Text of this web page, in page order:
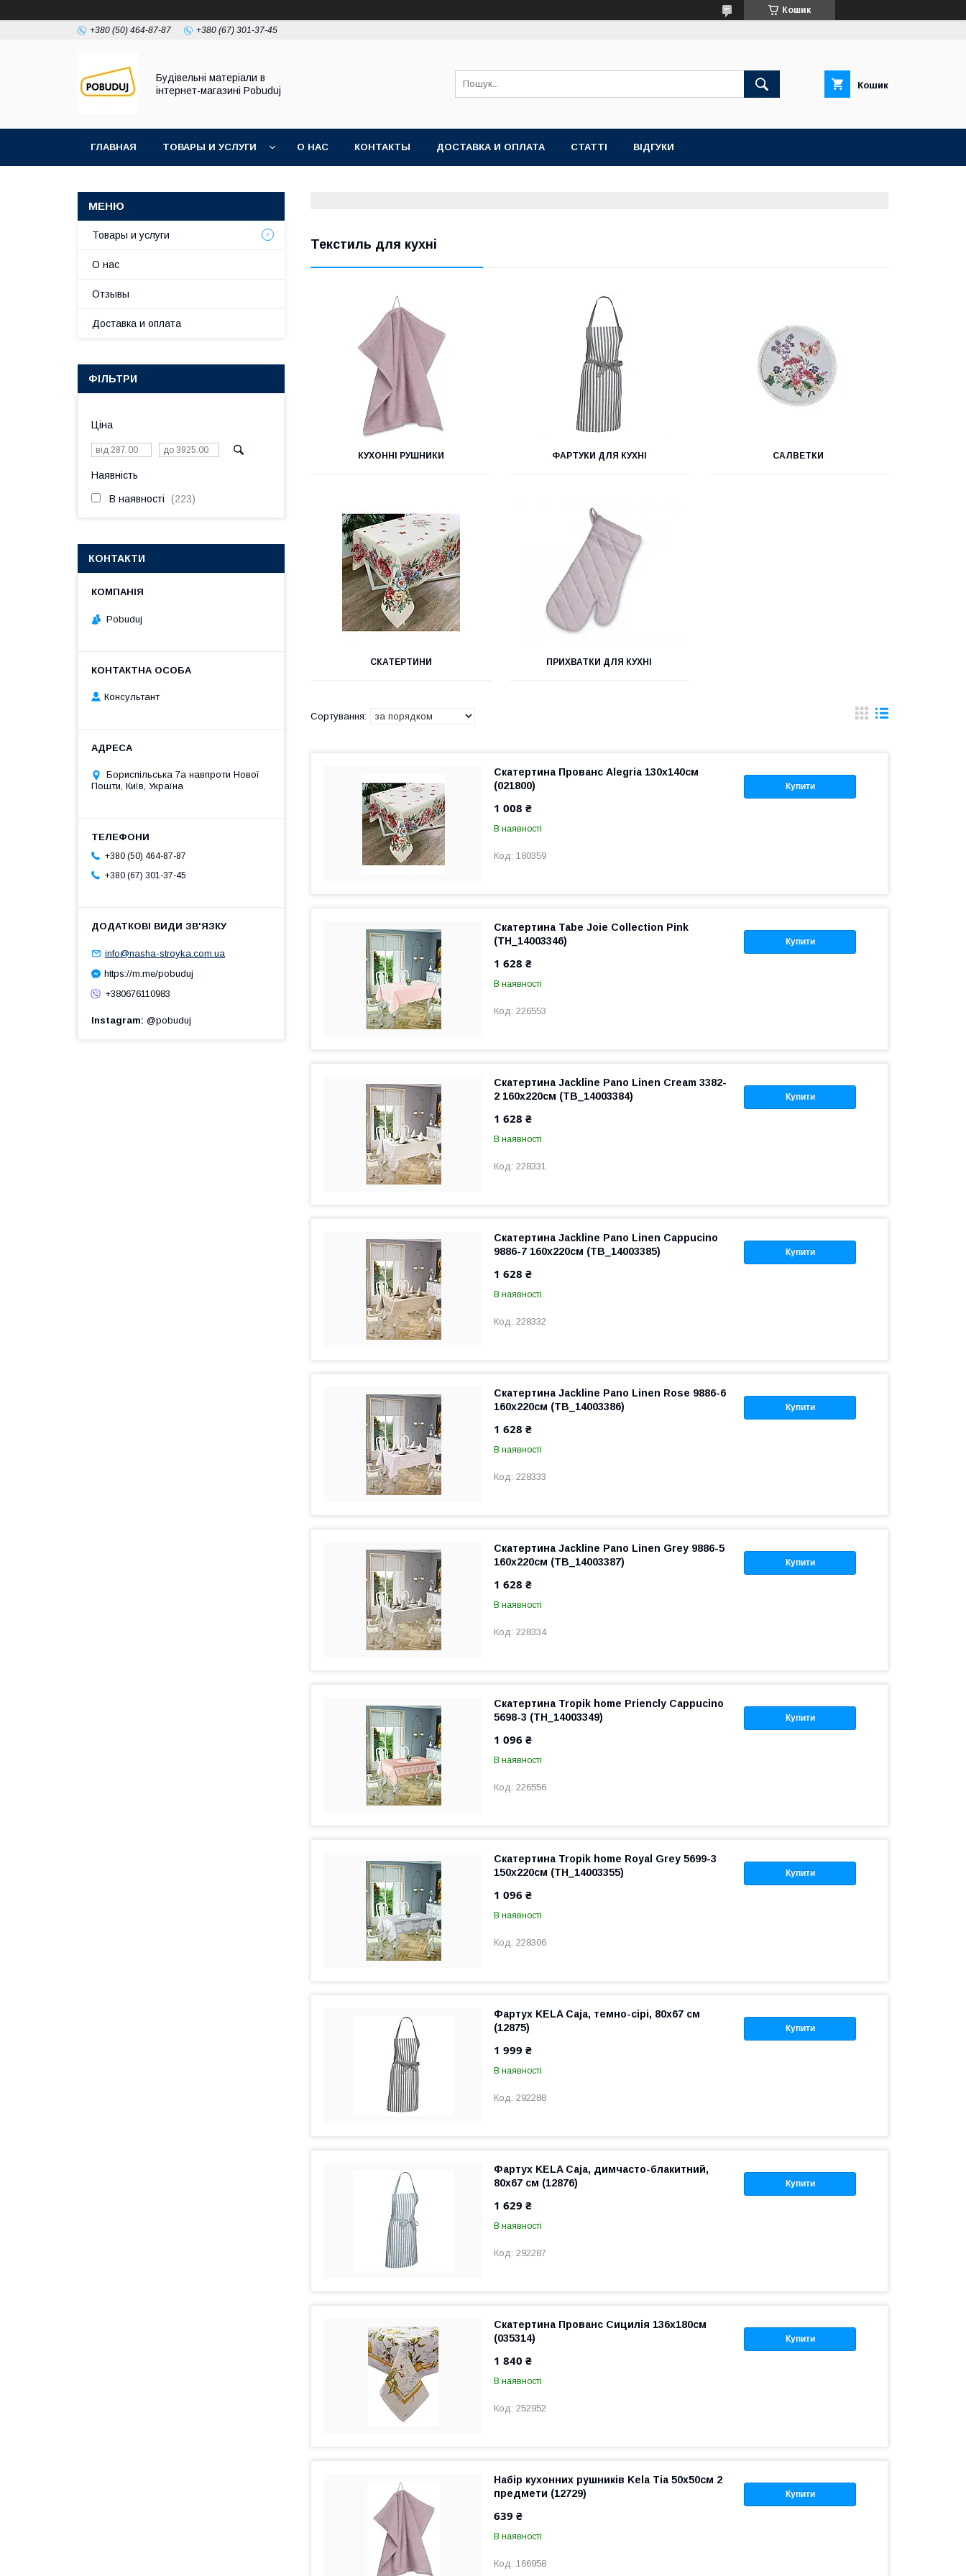
Кошик
+380 (50) 464-87-87 +380 (67) 301-37-45
Будівельні матеріали в
інтернет-магазині Pobuduj
Кошик
ГЛАВНАЯ ТОВАРЫ И УСЛУГИ О НАС КОНТАКТЫ ДОСТАВКА И ОПЛАТА СТАТТІ ВІДГУКИ
Текстиль для кухні
КУХОННІ РУШНИКИ ФАРТУКИ ДЛЯ КУХНІ САЛВЕТКИ
СКАТЕРТИНИ ПРИХВАТКИ ДЛЯ КУХНІ
Купити
Скатертина Прованс Alegria 130x140см
(021800)
1 008 ₴
В наявності
180359
Купити
Скатертина Tabe Joie Collection Pink
(TH_14003346)
1 628 ₴
В наявності
226553
Купити
Скатертина Jackline Pano Linen Cream 3382-
2 160x220см (TB_14003384)
1 628 ₴
В наявності
228331
Купити
Скатертина Jackline Pano Linen Cappucino
9886-7 160x220см (TB_14003385)
1 628 ₴
В наявності
228332
Купити
Скатертина Jackline Pano Linen Rose 9886-6
160х220см (TB_14003386)
1 628 ₴
В наявності
228333
Купити
Скатертина Jackline Pano Linen Grey 9886-5
160х220см (TB_14003387)
1 628 ₴
В наявності
228334
Купити
Скатертина Tropik home Priencly Cappucino
5698-3 (TH_14003349)
1 096 ₴
В наявності
226556
Купити
Скатертина Tropik home Royal Grey 5699-3
150х220см (TH_14003355)
1 096 ₴
В наявності
228306
Купити
Фартух KELA Caja, темно-сірі, 80х67 см
(12875)
1 999 ₴
В наявності
292288
Купити
Фартух KELA Caja, димчасто-блакитний,
80х67 см (12876)
1 629 ₴
В наявності
292287
Купити
Скатертина Прованс Сицилія 136x180см
(035314)
1 840 ₴
В наявності
252952
Купити
Набір кухонних рушників Kela Tia 50x50см 2
предмети (12729)
639 ₴
В наявності
166958
Товары и услуги
О нас
Отзывы
Доставка и оплата
ФІЛЬТРИ
Ціна
Наявність
В наявності 223
КОНТАКТИ
Pobuduj
Консультант
Бориспільська 7а навпроти Нової
Пошти, Київ, Україна
+380 (50) 464-87-87
+380 (67) 301-37-45
info@nasha-stroyka.com.ua
https://m.me/pobuduj
+380676110983
Instagram @pobuduj